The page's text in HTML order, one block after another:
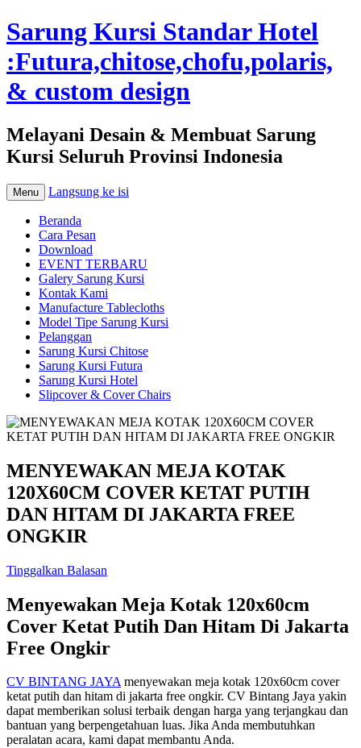
Sarung Kursi Standar Hotel
:Futura,chitose,chofu,polaris,
& custom design
Melayani Desain & Membuat Sarung
Kursi Seluruh Provinsi Indonesia
Menu Langsung ke isi
Beranda
Cara Pesan
Download
EVENT TERBARU
Galery Sarung Kursi
Kontak Kami
Manufacture Tablecloths
Model Tipe Sarung Kursi
Pelanggan
Sarung Kursi Chitose
Sarung Kursi Futura
Sarung Kursi Hotel
Slipcover & Cover Chairs
MENYEWAKAN MEJA KOTAK
120X60CM COVER KETAT PUTIH
DAN HITAM DI JAKARTA FREE
ONGKIR
Tinggalkan Balasan
Menyewakan Meja Kotak 120x60cm
Cover Ketat Putih Dan Hitam Di Jakarta
Free Ongkir
CV BINTANG JAYAmenyewakan meja kotak 120x60cm cover
ketat putih dan hitam di jakarta free ongkir. CV Bintang Jaya yakin
dapat memberikan solusi terbaik dengan harga yang terjangkau dan
bantuan yang berpengetahuan luas. Jika Anda membutuhkan
peralatan acara, kami dapat membantu Anda.